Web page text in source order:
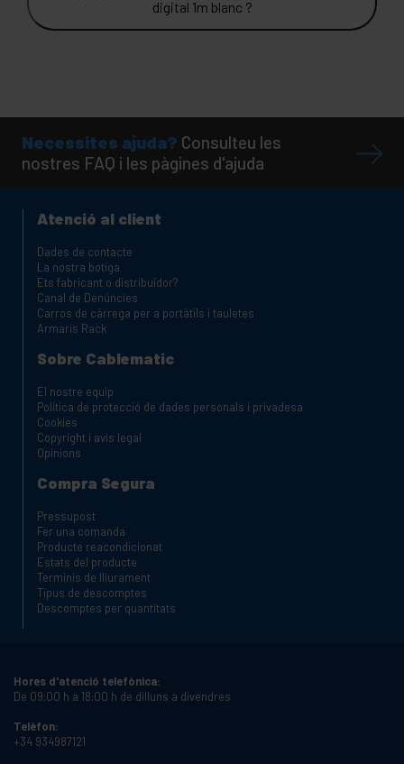
digital 1m blanc ?
Necessites ajuda? Consulteu les
nostres FAQ i les pàgines d'ajuda
Atenció al client
Dades de contacte
La nostra botiga
Ets fabricant o distribuïdor?
Canal de Denúncies
Carros de càrrega per a portàtils i tauletes
Armaris Rack
Sobre Cablematic
El nostre equip
Política de protecció de dades personals i privadesa
Cookies
Copyright i avis legal
Opinions
Compra Segura
Pressupost
Fer una comanda
Producte reacondicionat
Estats del producte
Terminis de lliurament
Tipus de descomptes
Descomptes per quantitats
Hores d'atenció telefònica:
De 09:00 h a 18:00 h de dilluns a divendres
Telèfon:
+34 934987121